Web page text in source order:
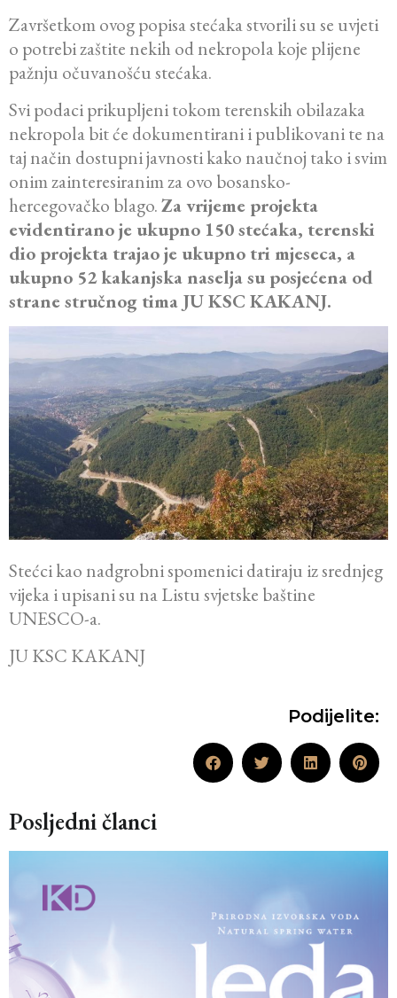
Završetkom ovog popisa stećaka stvorili su se uvjeti
o potrebi zaštite nekih od nekropola koje plijene
pažnju očuvanošću stećaka.
Svi podaci prikupljeni tokom terenskih obilazaka
nekropola bit će dokumentirani i publikovani te na
taj način dostupni javnosti kako naučnoj tako i svim
onim zainteresiranim za ovo bosansko-
hercegovačko blago.Za vrijeme projekta
evidentirano je ukupno 150 stećaka, terenski
dio projekta trajao je ukupno tri mjeseca, a
ukupno 52 kakanjska naselja su posjećena od
strane stručnog tima JU KSC KAKANJ.
Stećci kao nadgrobni spomenici datiraju iz srednjeg
vijeka i upisani su na Listu svjetske baštine
UNESCO-a.
JU KSC KAKANJ
Podijelite:
Posljedni članci